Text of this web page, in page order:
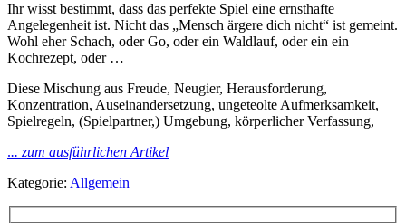
Ihr wisst bestimmt, dass das perfekte Spiel eine ernsthafte
Angelegenheit ist. Nicht das „Mensch ärgere dich nicht“ ist gemeint.
Wohl eher Schach, oder Go, oder ein Waldlauf, oder ein ein
Kochrezept, oder …
Diese Mischung aus Freude, Neugier, Herausforderung,
Konzentration, Auseinandersetzung, ungeteolte Aufmerksamkeit,
Spielregeln, (Spielpartner,) Umgebung, körperlicher Verfassung,
... zum ausführlichen Artikel
Kategorie: Allgemein